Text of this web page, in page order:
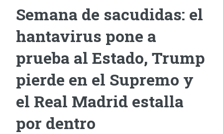
Semana de sacudidas: el
hantavirus pone a
prueba al Estado, Trump
pierde en el Supremo y
el Real Madrid estalla
por dentro